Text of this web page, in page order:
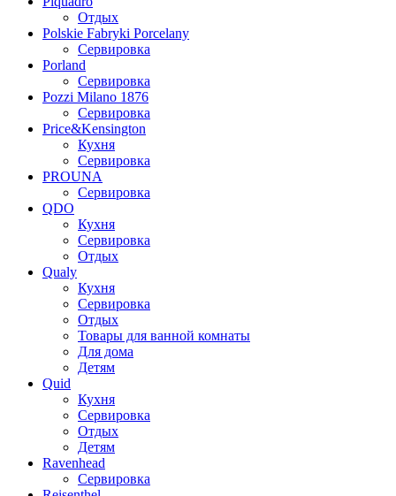
Отдых
Polskie Fabryki Porcelany
Сервировка
Porland
Сервировка
Pozzi Milano 1876
Сервировка
Price&Kensington
Кухня
Сервировка
PROUNA
Сервировка
QDO
Кухня
Сервировка
Отдых
Qualy
Кухня
Сервировка
Отдых
Товары для ванной комнаты
Для дома
Детям
Quid
Кухня
Сервировка
Отдых
Детям
Ravenhead
Сервировка